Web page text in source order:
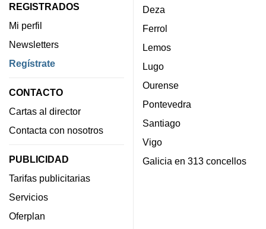
REGISTRADOS
Mi perfil
Newsletters
Regístrate
CONTACTO
Cartas al director
Contacta con nosotros
PUBLICIDAD
Tarifas publicitarias
Servicios
Oferplan
Deza
Ferrol
Lemos
Lugo
Ourense
Pontevedra
Santiago
Vigo
Galicia en 313 concellos